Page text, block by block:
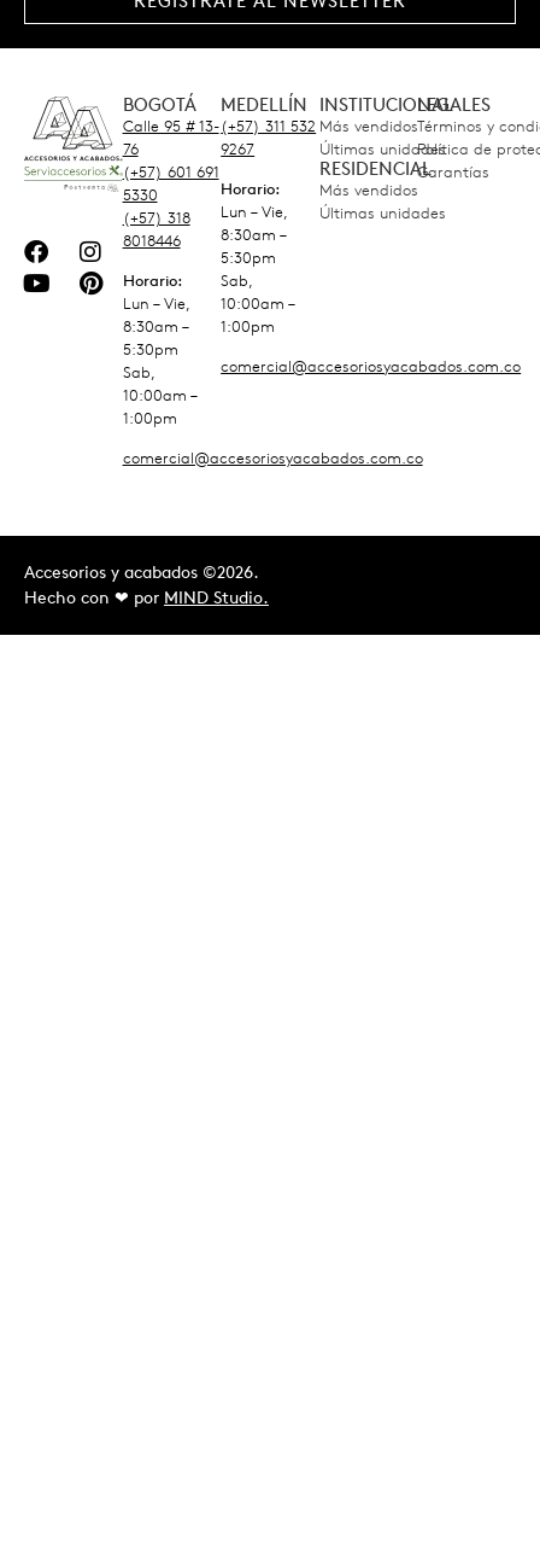
BOGOTÁ
Calle 95 # 13-
76
(+57) 601 691
5330
(+57) 318
8018446
Horario:
Lun – Vie,
8:30am –
5:30pm
Sab,
10:00am –
1:00pm
comercial@accesoriosyacabados.com.co
MEDELLÍN
(+57) 311 532
9267
Horario:
Lun – Vie,
8:30am –
5:30pm
Sab,
10:00am –
1:00pm
comercial@accesoriosyacabados.com.co
INSTITUCIONAL
Más vendidos
Últimas unidades
RESIDENCIAL
Más vendidos
Últimas unidades
LEGALES
Términos y
Política de
Garantías
Accesorios y acabados ©2026.
Hecho con ❤︎ por MIND Studio.